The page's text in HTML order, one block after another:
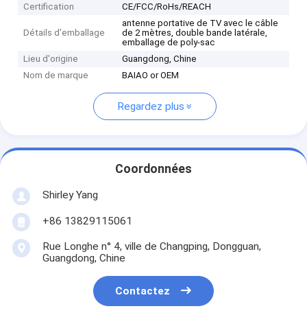
Certification CE/FCC/RoHs/REACH
Détails d'emballage
antenne portative de TV avec le câble
de 2 mètres, double bande latérale,
emballage de poly-sac
Lieu d'origine
Guangdong, Chine
Nom de marque
BAIAO or OEM
Regardez plus
Coordonnées
Shirley Yang
+86 13829115061
Rue Longhe n° 4, ville de Changping, Dongguan,
Guangdong, Chine
Contactez